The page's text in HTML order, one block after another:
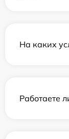
На каких
Работаете